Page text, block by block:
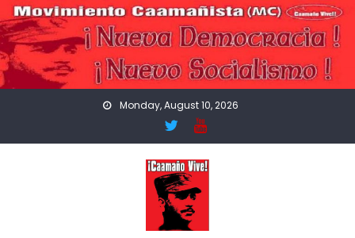
Skip
to
content
Monday, August 10, 2026